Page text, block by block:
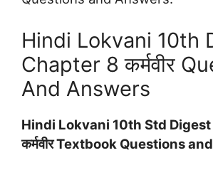
Hindi Lokvani 10th
Chapter 8 कर्मवीर
And Answers
Hindi Lokvani 10th Std
कर्मवीर Textbook Questions